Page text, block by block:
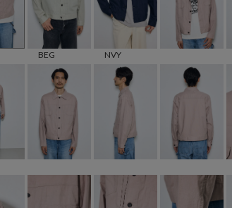
BEG NVY